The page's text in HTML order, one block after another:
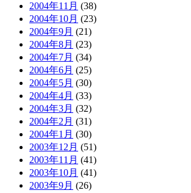
2004年11月 (38)
2004年10月 (23)
2004年9月 (21)
2004年8月 (23)
2004年7月 (34)
2004年6月 (25)
2004年5月 (30)
2004年4月 (33)
2004年3月 (32)
2004年2月 (31)
2004年1月 (30)
2003年12月 (51)
2003年11月 (41)
2003年10月 (41)
2003年9月 (26)